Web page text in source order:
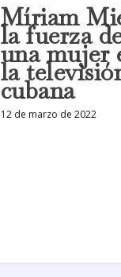
Míriam
la fuerza
una mujer
la
cubana
12 de marzo de 2022